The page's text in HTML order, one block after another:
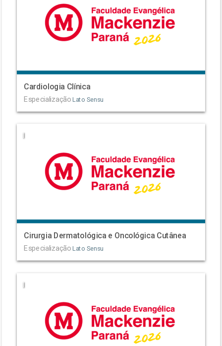
Cardiologia Clínica
Especialização Lato Sensu
|
Cirurgia Dermatológica e Oncológica Cutânea
Especialização Lato Sensu
|